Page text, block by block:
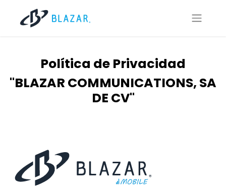
Política de Privacidad
"BLAZAR COMMUNICATIONS, SA
DE CV"